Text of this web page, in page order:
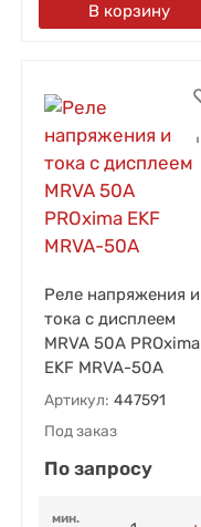
В корзину
Реле напряжения и
тока с дисплеем
MRVA 50А PROxima
EKF MRVA-50A
Артикул: 447591
Под заказ
По запросу
мин.